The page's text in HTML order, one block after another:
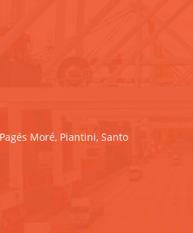
Moré, Piantini, Santo